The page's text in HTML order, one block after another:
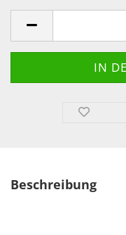
Beschreibung